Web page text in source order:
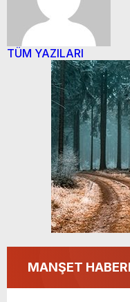
TÜM YAZILARI
MANŞET